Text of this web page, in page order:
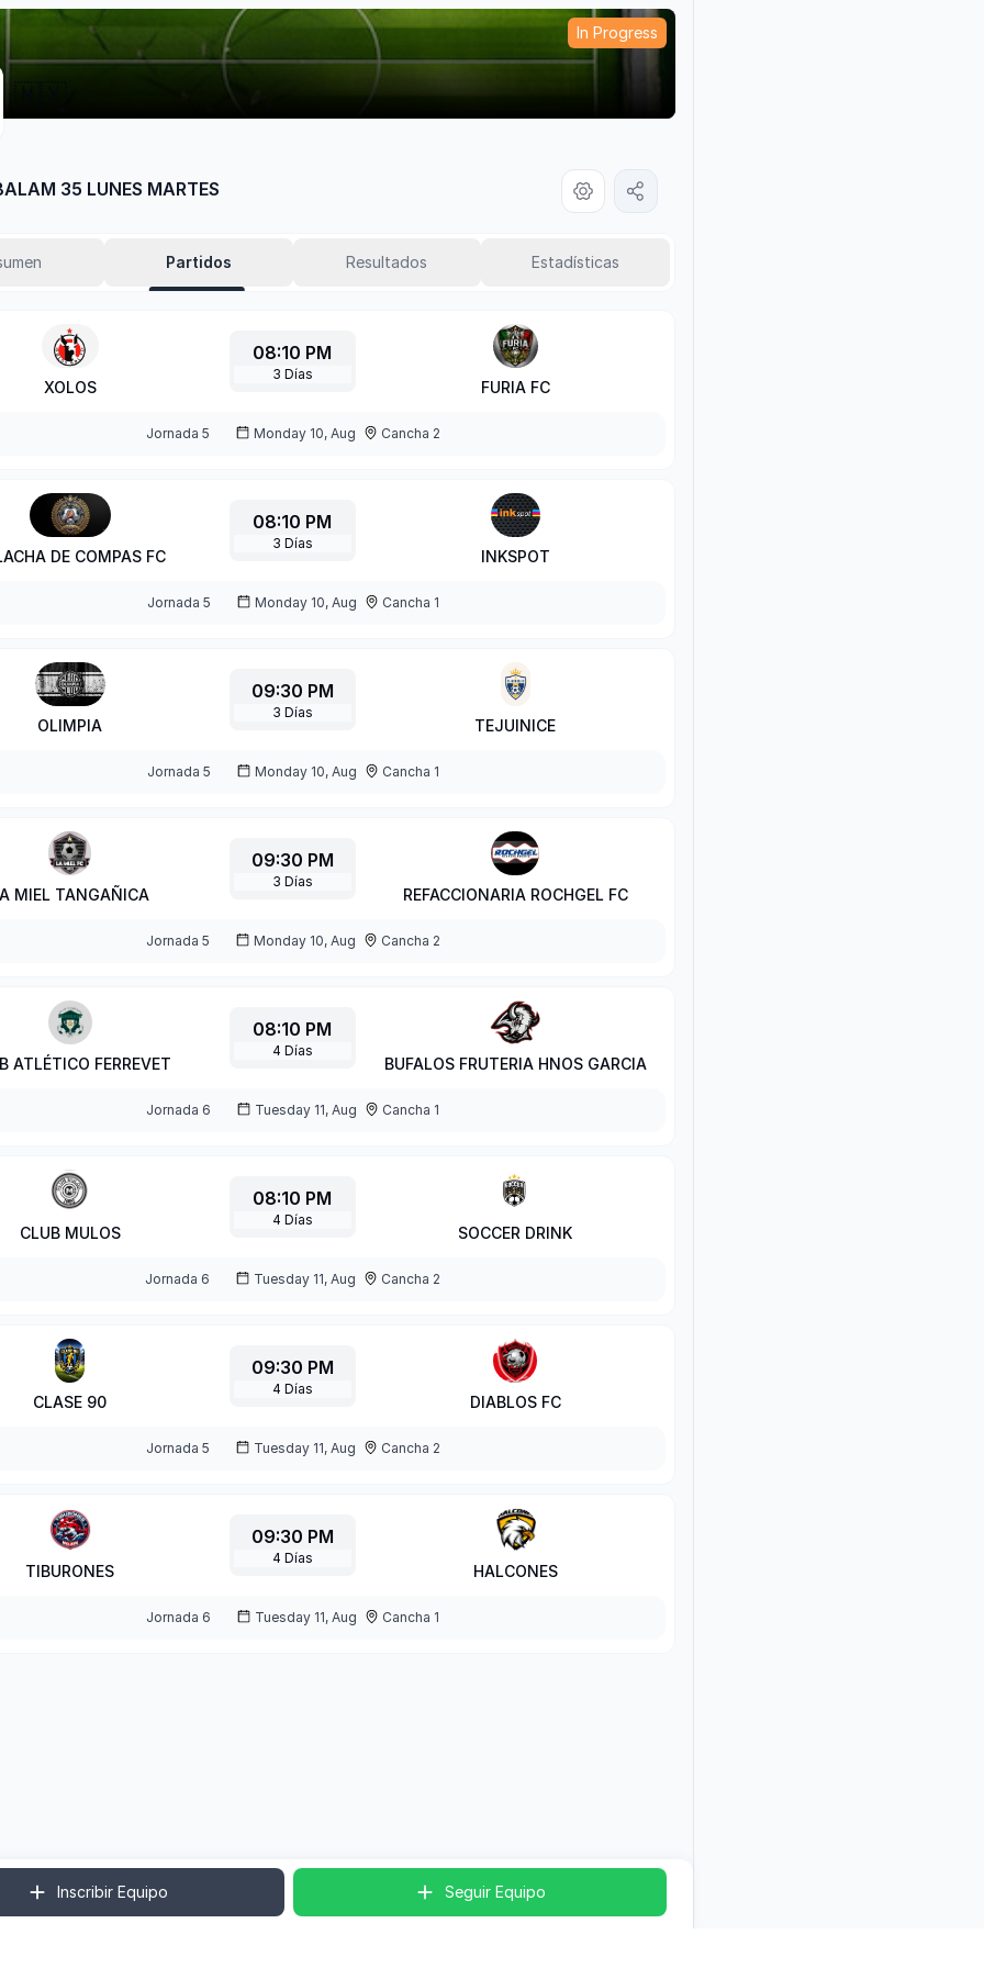
In Progress
35 LUNES MARTES
Partidos Resultados Estadísticas
XOLOS
08:10 PM
3 Días
FURIA FC
Jornada 5 Monday 10, Aug Cancha 2
DE COMPAS FC
08:10 PM
3 Días
INKSPOT
Jornada 5 Monday 10, Aug Cancha 1
OLIMPIA
09:30 PM
3 Días
TEJUINICE
Jornada 5 Monday 10, Aug Cancha 1
MIEL TANGAÑICA
09:30 PM
3 Días
REFACCIONARIA ROCHGEL FC
Jornada 5 Monday 10, Aug Cancha 2
ATLÉTICO FERREVET
08:10 PM
4 Días
BUFALOS FRUTERIA HNOS GARCIA
Jornada 6 Tuesday 11, Aug Cancha 1
CLUB MULOS
08:10 PM
4 Días
SOCCER DRINK
Jornada 6 Tuesday 11, Aug Cancha 2
CLASE 90
09:30 PM
4 Días
DIABLOS FC
Jornada 5 Tuesday 11, Aug Cancha 2
TIBURONES
09:30 PM
4 Días
HALCONES
Jornada 6 Tuesday 11, Aug Cancha 1
Inscribir Equipo Seguir Equipo